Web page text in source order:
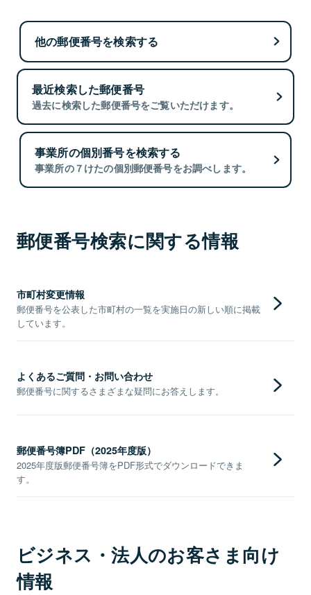
他の郵便番号を検索する
最近検索した郵便番号
過去に検索した郵便番号をご覧いただけます。
事業所の個別番号を検索する
事業所の７けたの個別郵便番号をお調べします。
郵便番号検索に関する情報
市町村変更情報
郵便番号を公表した市町村の一覧を実施日の新しい順に掲載
しています。
よくあるご質問・お問い合わせ
郵便番号に関するさまざまな疑問にお答えします。
郵便番号簿PDF（2025年度版）
2025年度版郵便番号簿をPDF形式でダウンロードできま
す。
ビジネス・法人のお客さま向け
情報